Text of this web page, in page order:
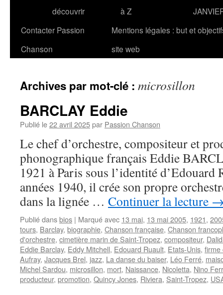
découvrir
à Z
Contacter Passion
Chanson
Mentions légales : but et
site web
Archives par mot-clé : microsillon
BARCLAY Eddie
Publié le22 avril 2025par Passion Chanson
Le chef d’orchestre, compositeur et
phonographique français Eddie
1921 à Paris sous l’identité d’Edouard
années 1940, il crée son propre
dans la lignée … Continuer la lecture
Publié dansbios | Marqué avec 13 mai, 13 mai 2005, 1921,
tours, Barclay, biographie, Chanson française, Chanson
d'orchestre, cimetière marin de Saint-Tropez, compositeur,
Eddie Barclay, Eddy Mitchell, Edouard Ruault, Etats-Unis, firme
Aufray, Jacques Brel, jazz, La danse du baiser, Léo Ferré,
Michel Sardou, microsillon, mort, Naissance, Nicoletta, Nino
producteur, promotion, Quincy Jones, Riviera, Saint-Tropez,